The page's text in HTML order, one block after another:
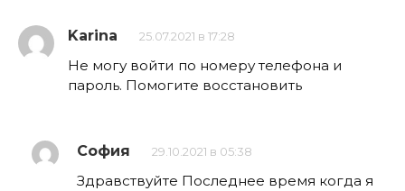
Karina 25.07.2021 в 17:28
Не могу войти по номеру телефона и
пароль. Помогите восстановить
София 29.10.2021 в 05:38
Здравствуйте Последнее время когда я